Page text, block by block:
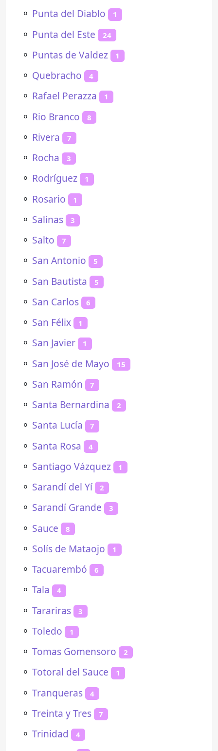
⚬ Punta del Diablo 1
⚬ Punta del Este 24
⚬ Puntas de Valdez 1
⚬ Quebracho 4
⚬ Rafael Perazza 1
⚬ Rio Branco 8
⚬ Rivera 7
⚬ Rocha 3
⚬ Rodríguez 1
⚬ Rosario 1
⚬ Salinas 3
⚬ Salto 7
⚬ San Antonio 5
⚬ San Bautista 5
⚬ San Carlos 6
⚬ San Félix 1
⚬ San Javier 1
⚬ San José de Mayo 15
⚬ San Ramón 7
⚬ Santa Bernardina 2
⚬ Santa Lucía 7
⚬ Santa Rosa 4
⚬ Santiago Vázquez 1
⚬ Sarandí del Yí 2
⚬ Sarandí Grande 3
⚬ Sauce 8
⚬ Solís de Mataojo 1
⚬ Tacuarembó 6
⚬ Tala 4
⚬ Tarariras 3
⚬ Toledo 1
⚬ Tomas Gomensoro 2
⚬ Totoral del Sauce 1
⚬ Tranqueras 4
⚬ Treinta y Tres 7
⚬ Trinidad 4